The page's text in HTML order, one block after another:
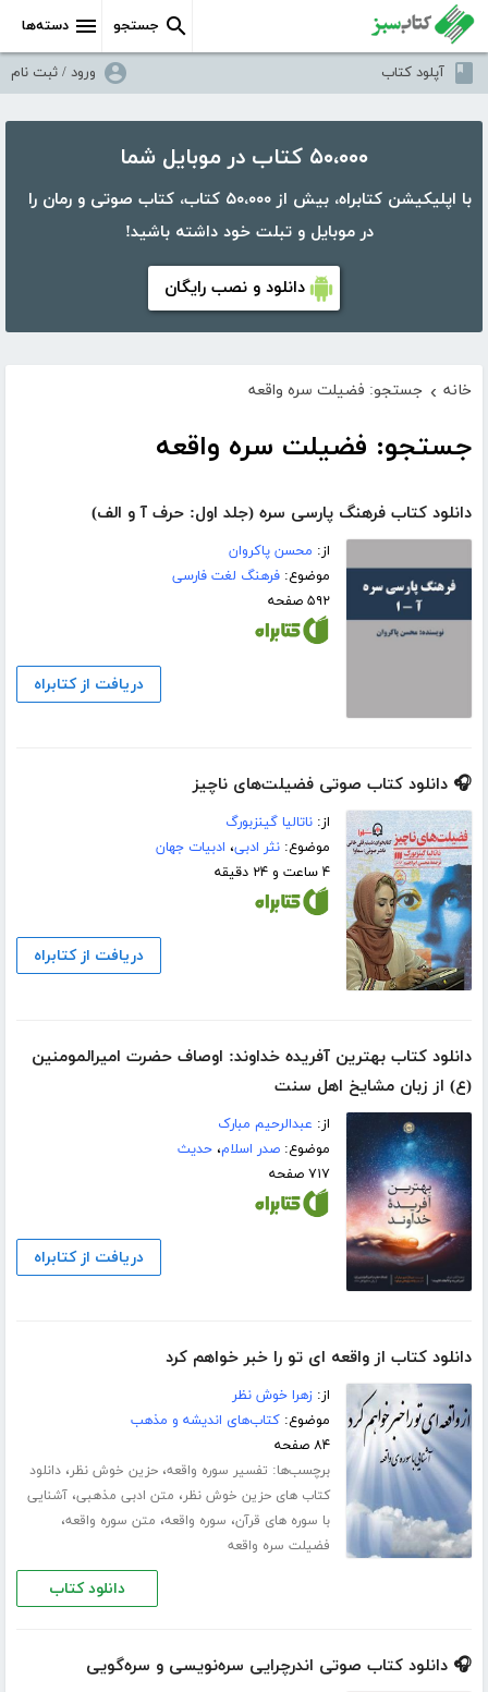
دسته‌ها جستجو
آپلود کتاب ورود / ثبت نام
۵۰،۰۰۰ کتاب در موبایل شما
با اپلیکیشن کتابراه، بیش از ۵۰،۰۰۰ کتاب، کتاب صوتی و رمان را
در موبایل و تبلت خود داشته باشید!
دانلود و نصب رایگان
خانه › جستجو: فضیلت سره واقعه
جستجو: فضیلت سره واقعه
دانلود کتاب فرهنگ پارسی سره (جلد اول: حرف آ و الف)
از: محسن پاکروان
موضوع:فرهنگ لغت فارسی
۵۹۲ صفحه
دریافت از کتابراه
🎧 دانلود کتاب صوتی فضیلت‌های ناچیز
از:ناتالیا گینزبورگ
موضوع:نثر ادبی، ادبیات جهان
۴ ساعت و ۲۴ دقیقه
دریافت از کتابراه
دانلود کتاب بهترین آفریده خداوند: اوصاف حضرت امیرالمومنین
(ع) از زبان مشایخ اهل سنت
از: عبدالرحیم مبارک
موضوع:صدر اسلام،حدیث
۷۱۷ صفحه
دریافت از کتابراه
دانلود کتاب از واقعه ای تو را خبر خواهم کرد
از:زهرا خوش نظر
موضوع:کتاب‌های اندیشه و مذهب
۸۴ صفحه
برچسب‌ها: تفسیر سوره واقعه،حزین خوش نظر،دانلود
کتاب های حزین خوش نظر، متن ادبی مذهبی،آشنایی
با سوره های قرآن، سوره واقعه، متن سوره واقعه،
فضیلت سره واقعه
دانلود کتاب
🎧 دانلود کتاب صوتی اندرچرایی سره‌نویسی و سره‌گویی